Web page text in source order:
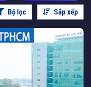
Bộ lọc Sắp xếp